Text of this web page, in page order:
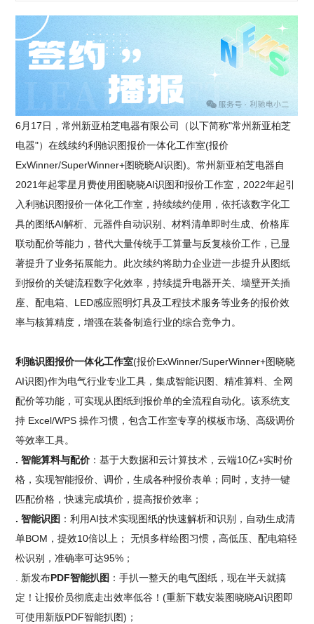
6月17日，常州新亚柏芝电器有限公司（以下简称"常州新亚柏芝
电器"）在线续约利驰识图报价一体化工作室(报价
ExWinner/SuperWinner+图晓晓AI识图)。常州新亚柏芝电器自
2021年起零星月费使用图晓晓AI识图和报价工作室，2022年起引
入利驰识图报价一体化工作室，持续续约使用，依托该数字化工
具的图纸AI解析、元器件自动识别、材料清单即时生成、价格库
联动配价等能力，替代大量传统手工算量与反复核价工作，已显
著提升了业务拓展能力。此次续约将助力企业进一步提升从图纸
到报价的关键流程数字化效率，持续提升电器开关、墙壁开关插
座、配电箱、LED感应照明灯具及工程技术服务等业务的报价效
率与核算精度，增强在装备制造行业的综合竞争力。
利驰识图报价一体化工作室(报价ExWinner/SuperWinner+图晓晓
AI识图)作为电气行业专业工具，集成智能识图、精准算料、全网
配价等功能，可实现从图纸到报价单的全流程自动化。该系统支
持 Excel/WPS 操作习惯，包含工作室专享的模板市场、高级调价
等效率工具。
. 智能算料与配价 ：基于大数据和云计算技术，云端10亿+实时价
格，实现智能报价、调价，生成各种报价表单；同时，支持一键
匹配价格，快速完成填价，提高报价效率；
. 智能识图 ：利用AI技术实现图纸的快速解析和识别，自动生成清
单BOM，提效10倍以上； 无惧多样绘图习惯，高低压、配电箱轻
松识别，准确率可达95%；
. 新发布PDF智能扒图 ：手扒一整天的电气图纸，现在半天就搞
定！让报价员彻底走出效率低谷！(重新下载安装图晓晓AI识图即
可使用新版PDF智能扒图)；